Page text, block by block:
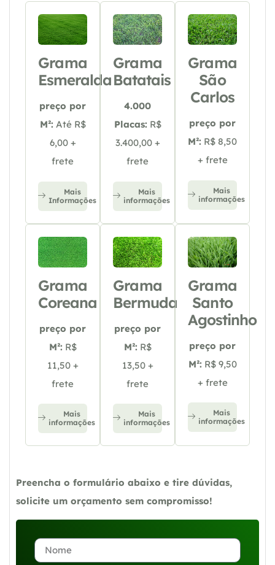
Grama
Esmeralda
preço por
M²: Até R$
6,00 +
frete
Mais
Informações
Grama
Batatais
4.000
Placas: R$
3.400,00 +
frete
Mais
informações
Grama
São
Carlos
preço por
M²: R$ 8,50
+ frete
Mais
informações
Grama
Coreana
preço por
M²: R$
11,50 +
frete
Mais
informações
Grama
Bermuda
preço por
M²: R$
13,50 +
frete
Mais
informações
Grama
Santo
Agostinho
preço por
M²: R$ 9,50
+ frete
Mais
informações
Preencha o formulário abaixo e tire dúvidas,
solicite um orçamento sem compromisso!